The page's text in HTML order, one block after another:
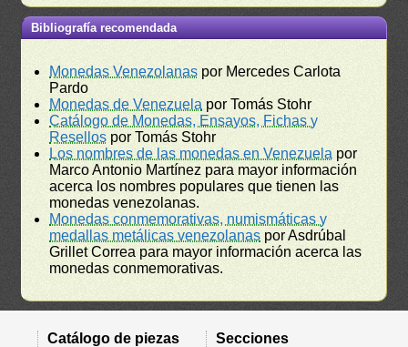
Bibliografía recomendada
Monedas Venezolanas por Mercedes Carlota
Pardo
Monedas de Venezuela por Tomás Stohr
Catálogo de Monedas, Ensayos, Fichas y
Resellos por Tomás Stohr
Los nombres de las monedas en Venezuela por
Marco Antonio Martínez para mayor información
acerca los nombres populares que tienen las
monedas venezolanas.
Monedas conmemorativas, numismáticas y
medallas metálicas venezolanas por Asdrúbal
Grillet Correa para mayor información acerca las
monedas conmemorativas.
Catálogo de piezas
Secciones